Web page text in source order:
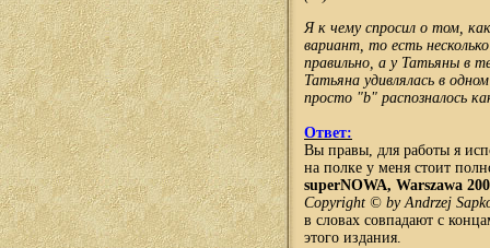
Я к чему спросил о том,
вариант, то есть
правильно, а у Татьяны в
Татьяна удивлялась в
просто "b" распозналось
Ответ:
Вы правы, для работы я
на полке у меня стоит
superNOWA, Warszawa
Copyright © by Andrzej
в словах совпадают с
этого издания.